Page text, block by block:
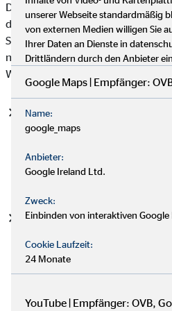
Datenschutzgrundverordnung
die personenbezogenen Daten
Sie, dass zusätzlich zu den
nationalen Datenschutzvorgaben
Wohn- und Sitzland gelten können.
Einwilligung (Art. 6 Abs. 1 S.
betroffene Person hat ihre
spezifischen Zweck oder
gegeben.
Vertragserfüllung und
Erfüllung eines Vertrags,
der betroffenen Person
unserer Webseite standardmäßig
von externen Medien willigen Sie
Ihrer Daten an Dienste in
Drittländern durch den Anbieter
Google Maps | Empfänger:
Name:
google_maps
Anbieter:
Google Ireland Ltd.
Zweck:
Einbinden von interaktiven Google
Cookie Laufzeit:
24 Monate
YouTube | Empfänger: OVB,